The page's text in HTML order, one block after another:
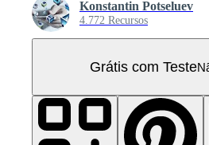
Konstantin Potseluev
4.772 Recursos
Grátis com Teste